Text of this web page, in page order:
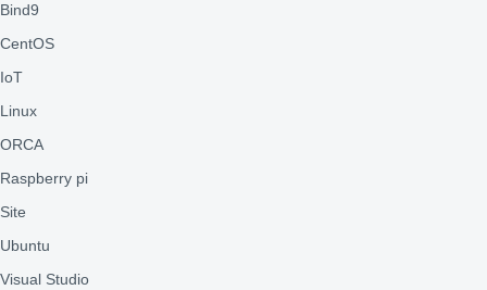
Bind9
CentOS
IoT
Linux
ORCA
Raspberry pi
Site
Ubuntu
Visual Studio